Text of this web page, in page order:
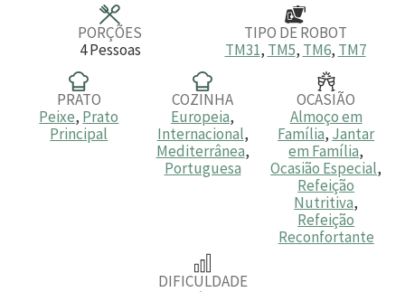
PORÇÕES
4 Pessoas
TIPO DE ROBOT
TM31, TM5, TM6, TM7
PRATO
Peixe, Prato
Principal
COZINHA
Europeia,
Internacional,
Mediterrânea,
Portuguesa
OCASIÃO
Almoço em
Família, Jantar
em Família,
Ocasião Especial,
Refeição
Nutritiva,
Refeição
Reconfortante
DIFICULDADE